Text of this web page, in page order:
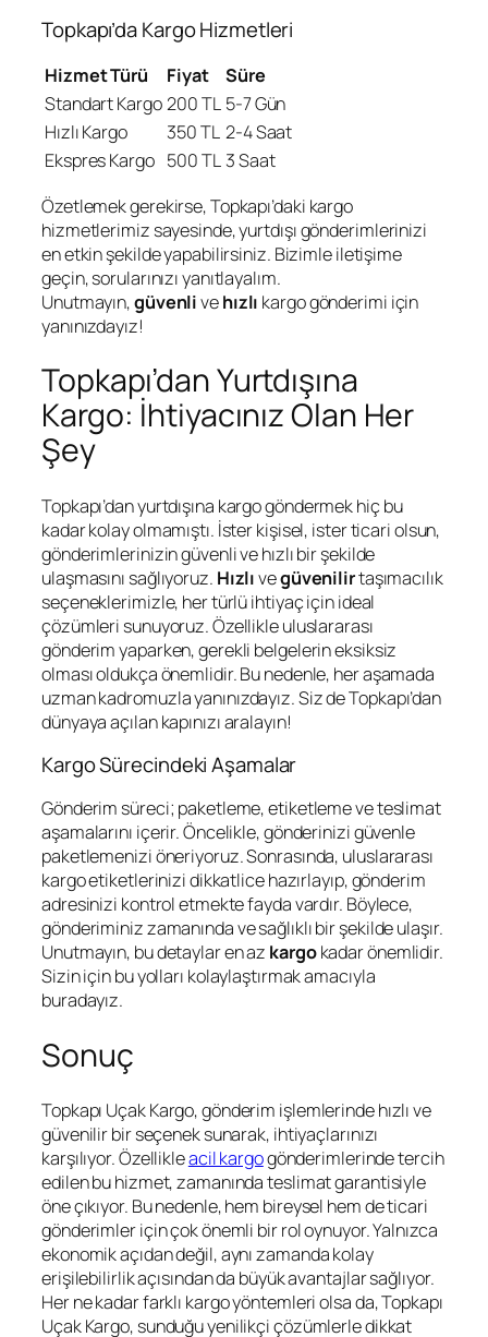
Topkapı’da Kargo Hizmetleri
Hizmet Türü Fiyat
Süre
Standart Kargo200 TL 5-7 Gün
Hızlı Kargo
350 TL 2-4 Saat
Ekspres Kargo 500 TL 3 Saat
Özetlemek gerekirse, Topkapı’daki kargo
hizmetlerimiz sayesinde, yurtdışı gönderimlerinizi
en etkin şekilde yapabilirsiniz. Bizimle iletişime
geçin, sorularınızı yanıtlayalım.
Unutmayın,güvenlivehızlı kargo gönderimi için
yanınızdayız!
Topkapı’dan Yurtdışına
Kargo: İhtiyacınız Olan Her
Şey
Topkapı’dan yurtdışına kargo göndermek hiç bu
kadar kolay olmamıştı. İster kişisel, ister ticari olsun,
gönderimlerinizin güvenli ve hızlı bir şekilde
ulaşmasını sağlıyoruz. Hızlıvegüvenilirtaşımacılık
seçeneklerimizle, her türlü ihtiyaç için ideal
çözümleri sunuyoruz. Özellikle uluslararası
gönderim yaparken, gerekli belgelerin eksiksiz
olması oldukça önemlidir. Bu nedenle, her aşamada
uzman kadromuzla yanınızdayız. Siz de Topkapı’dan
dünyaya açılan kapınızı aralayın!
Kargo Sürecindeki Aşamalar
Gönderim süreci; paketleme, etiketleme ve teslimat
aşamalarını içerir. Öncelikle, gönderinizi güvenle
paketlemenizi öneriyoruz. Sonrasında, uluslararası
kargo etiketlerinizi dikkatlice hazırlayıp, gönderim
adresinizi kontrol etmekte fayda vardır. Böylece,
gönderiminiz zamanında ve sağlıklı bir şekilde ulaşır.
Unutmayın, bu detaylar en az kargokadar önemlidir.
Sizin için bu yolları kolaylaştırmak amacıyla
buradayız.
Sonuç
Topkapı Uçak Kargo, gönderim işlemlerinde hızlı ve
güvenilir bir seçenek sunarak, ihtiyaçlarınızı
karşılıyor. Özellikleacil kargogönderimlerinde tercih
edilen bu hizmet, zamanında teslimat garantisiyle
öne çıkıyor. Bu nedenle, hem bireysel hem de ticari
gönderimler için çok önemli bir rol oynuyor. Yalnızca
ekonomik açıdan değil, aynı zamanda kolay
erişilebilirlik açısından da büyük avantajlar sağlıyor.
Her ne kadar farklı kargo yöntemleri olsa da, Topkapı
Uçak Kargo, sunduğu yenilikçi çözümlerle dikkat